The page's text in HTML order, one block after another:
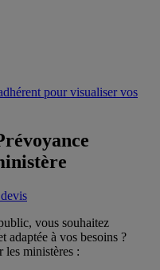
pour visualiser vos
vous souhaitez
adaptée à vos besoins ?
les ministères :